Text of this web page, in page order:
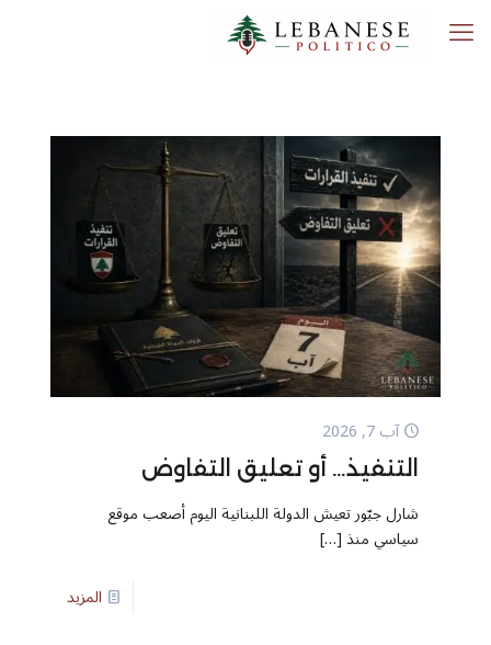
آب 7, 2026
التنفيذ… أو تعليق التفاوض
شارل جبّور تعيش الدولة اللبنانية اليوم أصعب موقع
سياسي منذ[…]
المزيد